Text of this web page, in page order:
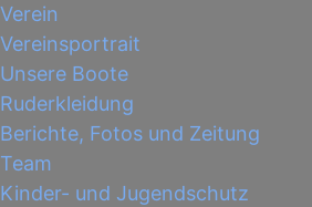
Verein
Vereinsportrait
Unsere Boote
Ruderkleidung
Berichte, Fotos und Zeitung
Team
Kinder- und Jugendschutz